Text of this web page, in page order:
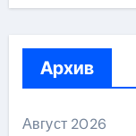
Архив
Август 2026